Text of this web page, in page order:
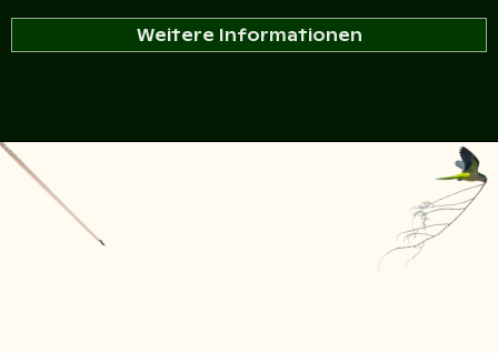
Weitere Informationen